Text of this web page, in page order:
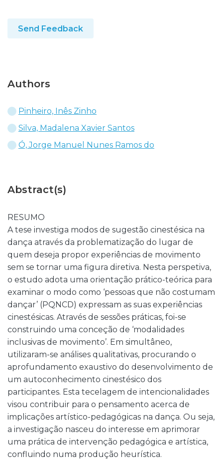
Send Feedback
Authors
Pinheiro, Inês Zinho
Silva, Madalena Xavier Santos
Ó, Jorge Manuel Nunes Ramos do
Abstract(s)
RESUMO
A tese investiga modos de sugestão cinestésica na
dança através da problematização do lugar de
quem deseja propor experiências de movimento
sem se tornar uma figura diretiva. Nesta perspetiva,
o estudo adota uma orientação prático-teórica para
examinar o modo como ‘pessoas que não costumam
dançar’ (PQNCD) expressam as suas experiências
cinestésicas. Através de sessões práticas, foi-se
construindo uma conceção de ‘modalidades
inclusivas de movimento’. Em simultâneo,
utilizaram-se análises qualitativas, procurando o
aprofundamento exaustivo do desenvolvimento de
um autoconhecimento cinestésico dos
participantes. Esta tecelagem de intencionalidades
visou contribuir para o pensamento acerca de
implicações artístico-pedagógicas na dança. Ou seja,
a investigação nasceu do interesse em aprimorar
uma prática de intervenção pedagógica e artística,
confluindo numa produção heurística.